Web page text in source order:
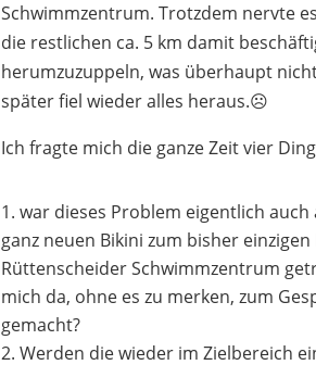
Schwimmzentrum. Trotzdem nervte
die restlichen ca. 5 km damit
herumzuzuppeln, was überhaupt
später fiel wieder alles heraus.☹️
Ich fragte mich die ganze Zeit vier
war dieses Problem eigentlich
ganz neuen Bikini zum bisher
Rüttenscheider Schwimmzentrum
mich da, ohne es zu merken, zum
gemacht?
Werden die wieder im Zielbereich